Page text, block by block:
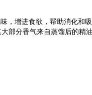
，增进食欲，帮助消化和
部分香气来自蒸馏后的精